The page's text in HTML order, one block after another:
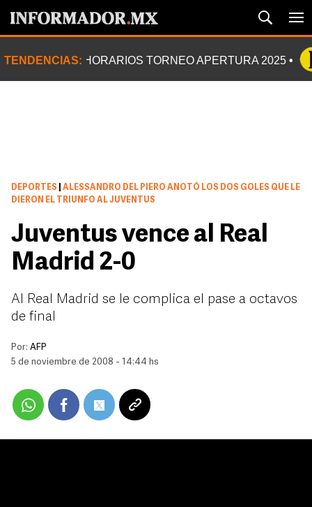
TENDENCIAS: HORARIOS TORNEO APERTURA 2025
DEPORTES
ALESSANDRO DEL PIERO ANOTÓ LOS DOS GOLES QUE LE
DIERON EL TRIUNFO AL JUVENTUS
Juventus vence al Real
Madrid 2-0
Al Real Madrid se le complica el pase a octavos
de final
Por: AFP
5 de noviembre de 2008 - 14:44 hs